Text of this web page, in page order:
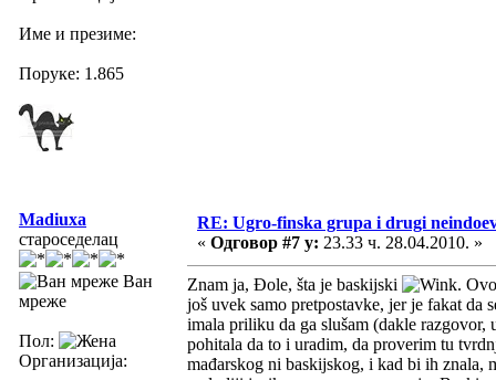
Име и презиме:
Поруке: 1.865
Madiuxa
староседелац
Ван
мреже
Пол:
Организација:
RE: Ugro-finska grupa i drugi
« Одговор #7 у: 23.33 ч. 28.04.2010. »
Znam ja, Đole, šta je baskijski
.
još uvek samo pretpostavke, jer je fakat
imala priliku da ga slušam (dakle razgovor,
pohitala da to i uradim, da proverim tu
mađarskog ni baskijskog, i kad bi ih znala,